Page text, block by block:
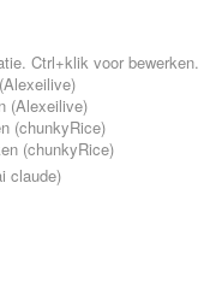
Ctrl+klik voor bewerken.
Alexeilive)
(Alexeilive)
(chunkyRice)
(chunkyRice)
claude)